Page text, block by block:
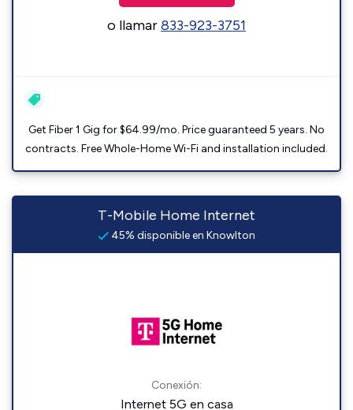
o llamar833-923-3751
Get Fiber 1 Gig for $64.99/mo. Price guaranteed 5 years. No
contracts. Free Whole-Home Wi-Fi and installation included.
T-Mobile Home Internet
45% disponible en Knowlton
Conexión:
Internet 5G en casa